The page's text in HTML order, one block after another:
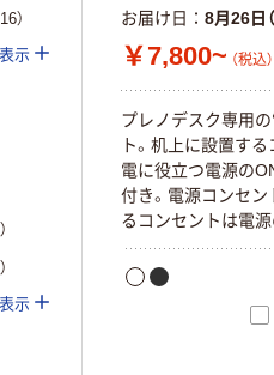
お届け日 8月26日
￥7,800~ （税込）
プレノデスク専用
ト。机上に設置す
電に役立つ電源の
付き。電源コンセ
るコンセントは電源
ッチ付き。机上の
節電に役立つスイッ
）
示
示